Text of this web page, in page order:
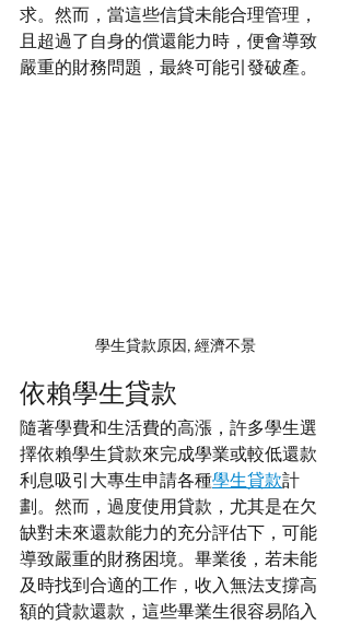
求。然而，當這些信貸未能合理管理，
且超過了自身的償還能力時，便會導致
嚴重的財務問題，最終可能引發破產。
學生貸款原因, 經濟不景
依賴學生貸款
隨著學費和生活費的高漲，許多學生選
擇依賴學生貸款來完成學業或較低還款
利息吸引大專生申請各種學生貸款計
劃。然而，過度使用貸款，尤其是在欠
缺對未來還款能力的充分評估下，可能
導致嚴重的財務困境。畢業後，若未能
及時找到合適的工作，收入無法支撐高
額的貸款還款，這些畢業生很容易陷入